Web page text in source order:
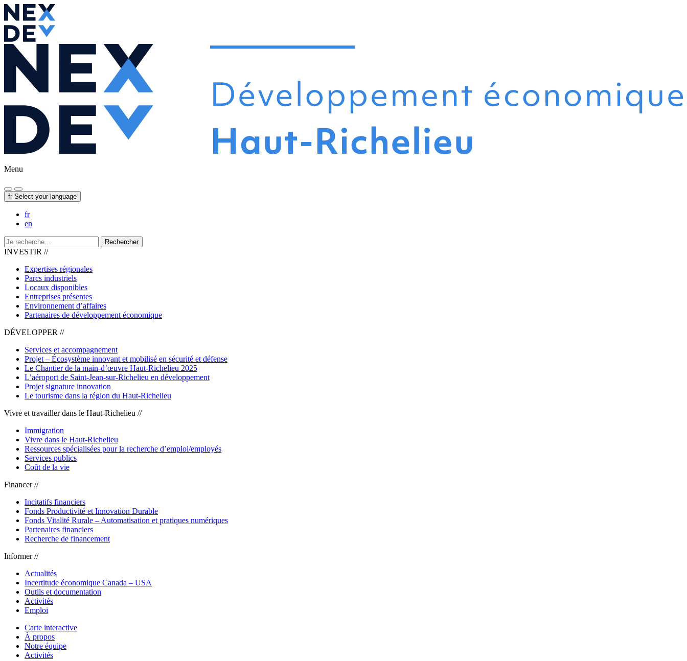
Menu
fr Select your language
fr
en
Rechercher
INVESTIR //
Expertises régionales
Parcs industriels
Locaux disponibles
Entreprises présentes
Environnement d’affaires
Partenaires de développement économique
DÉVELOPPER //
Services et accompagnement
Projet – Écosystème innovant et mobilisé en sécurité et défense
Le Chantier de la main-d’œuvre Haut-Richelieu 2025
L’aéroport de Saint-Jean-sur-Richelieu en développement
Projet signature innovation
Le tourisme dans la région du Haut-Richelieu
Vivre et travailler dans le Haut-Richelieu //
Immigration
Vivre dans le Haut-Richelieu
Ressources spécialisées pour la recherche d’emploi/employés
Services publics
Coût de la vie
Financer //
Incitatifs financiers
Fonds Productivité et Innovation Durable
Fonds Vitalité Rurale – Automatisation et pratiques numériques
Partenaires financiers
Recherche de financement
Informer //
Actualités
Incertitude économique Canada – USA
Outils et documentation
Activités
Emploi
Carte interactive
À propos
Notre équipe
Activités